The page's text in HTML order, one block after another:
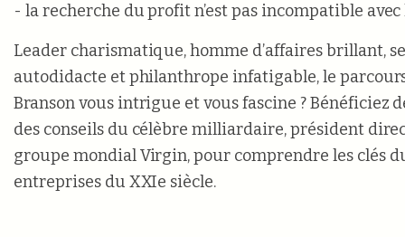
- la recherche du profit n’est pas incompatible avec
Leader charismatique, homme d’affaires brillant,
autodidacte et philanthrope infatigable, le
Branson vous intrigue et vous fascine ? Bénéficiez
des conseils du célèbre milliardaire, président
groupe mondial Virgin, pour comprendre les clés
entreprises du XXIe siècle.